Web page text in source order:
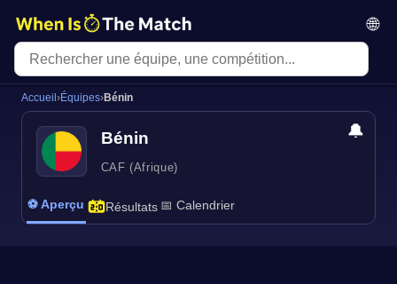
🌐
Accueil ›Équipes›Bénin
Bénin
CAF (Afrique)
🔔
⚽ Aperçu Résultats 📅 Calendrier